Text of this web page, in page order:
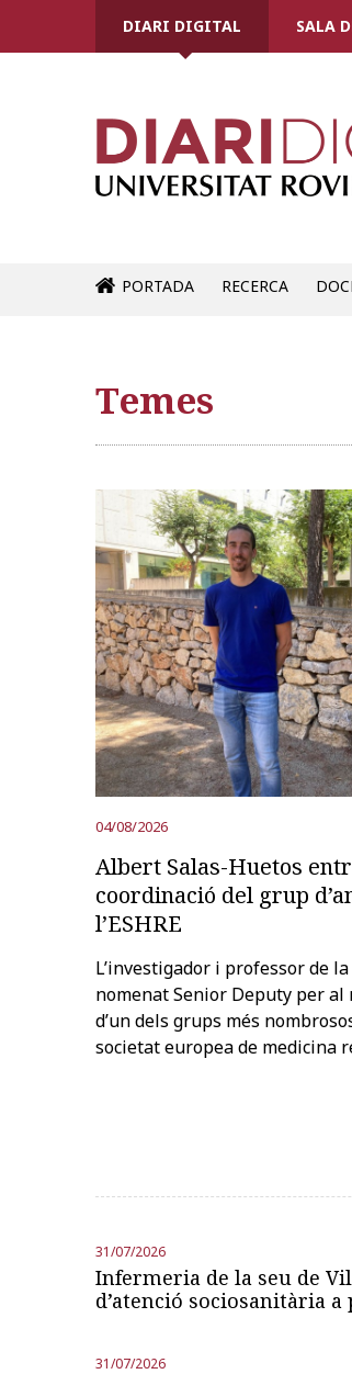
DIARI DIGITAL SALA
PORTADA RECERCA
Temes
04/08/2026
Albert Salas-Huetos
coordinació del grup
l’ESHRE
L’investigador i professor de
nomenat Senior Deputy per al
d’un dels grups més
societat europea de medicina
31/07/2026
Infermeria de la seu de
d’atenció sociosanitària
31/07/2026